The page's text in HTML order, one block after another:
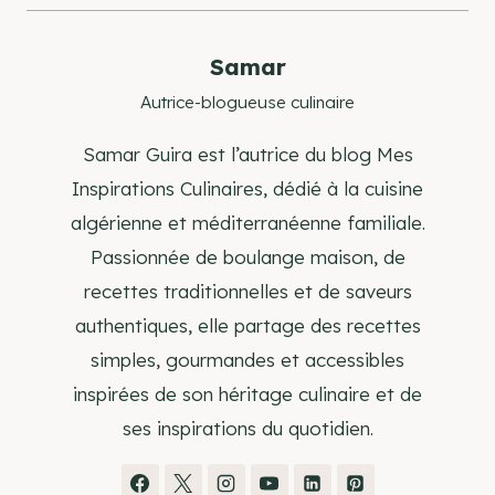
publication :
Samar
Autrice-blogueuse culinaire
Samar Guira est l’autrice du blog Mes
Inspirations Culinaires, dédié à la cuisine
algérienne et méditerranéenne familiale.
Passionnée de boulange maison, de
recettes traditionnelles et de saveurs
authentiques, elle partage des recettes
simples, gourmandes et accessibles
inspirées de son héritage culinaire et de
ses inspirations du quotidien.